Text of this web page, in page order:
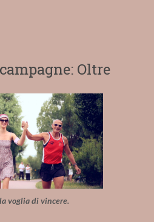
Oltre
voglia di vincere.